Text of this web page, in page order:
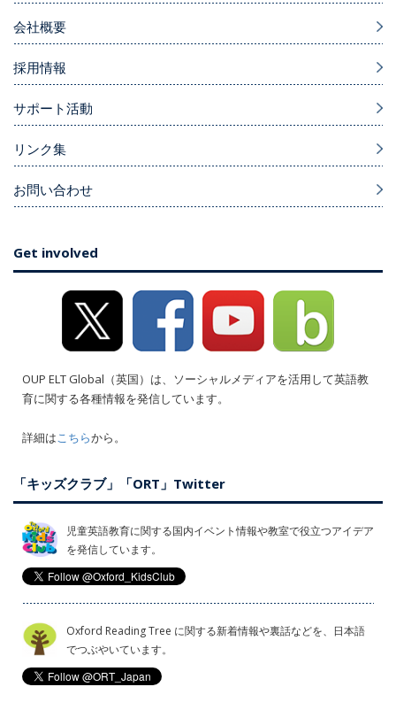
会社概要
採用情報
サポート活動
リンク集
お問い合わせ
Get involved
OUP ELT Global（英国）は、ソーシャルメディアを活用して英語教
育に関する各種情報を発信しています。
詳細はこちらから。
「キッズクラブ」「ORT」Twitter
児童英語教育に関する国内イベント情報や教室で役立つアイデア
を発信しています。
Oxford Reading Tree に関する新着情報や裏話などを、日本語
でつぶやいています。